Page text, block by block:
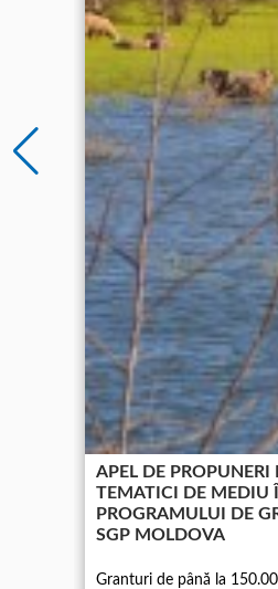
APEL DE PROPUNERI
TEMATICI DE MEDIU
PROGRAMULUI DE
SGP MOLDOVA
Granturi de până la